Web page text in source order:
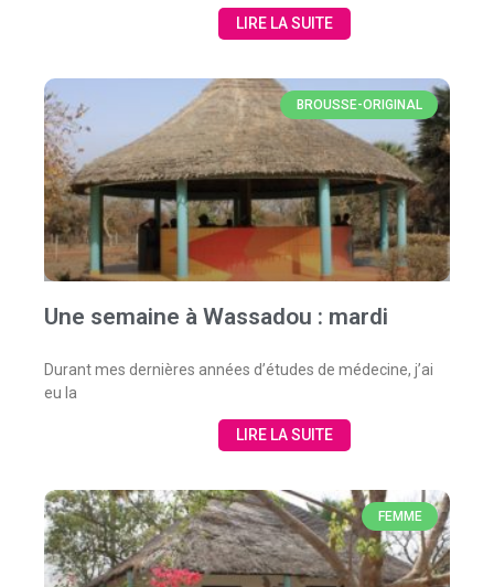
LIRE LA SUITE
BROUSSE-ORIGINAL
Une semaine à Wassadou : mardi
Durant mes dernières années d’études de médecine, j’ai
eu la
LIRE LA SUITE
FEMME